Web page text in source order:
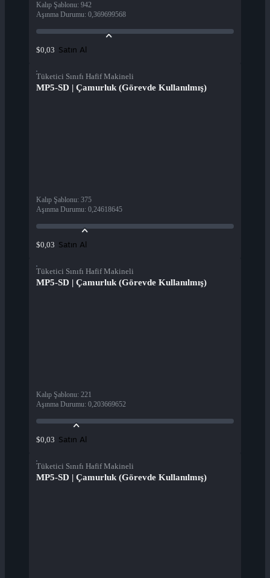
Kalıp Şablonu: 942
Aşınma Durumu: 0,369699568
$0,03 Satın Al
Tüketici Sınıfı Hafif Makineli
MP5-SD | Çamurluk (Görevde Kullanılmış)
Kalıp Şablonu: 375
Aşınma Durumu: 0,24618645
$0,03 Satın Al
Tüketici Sınıfı Hafif Makineli
MP5-SD | Çamurluk (Görevde Kullanılmış)
Kalıp Şablonu: 221
Aşınma Durumu: 0,203669652
$0,03 Satın Al
Tüketici Sınıfı Hafif Makineli
MP5-SD | Çamurluk (Görevde Kullanılmış)